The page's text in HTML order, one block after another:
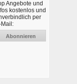
Angebote und
kostenlos und
per
Mail:
Abonnieren